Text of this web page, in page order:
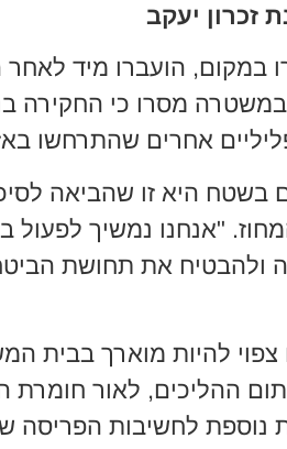
זכרון יעקב
במקום, הועברו מיד
במשטרה מסרו כי החקירה
אחרים שהתרחשו
בשטח היא זו שהביאה
"אנחנו נמשיך לפעול
ולהבטיח את תחושת
להיות מוארך
ההליכים, לאור
נוספת לחשיבות הפריסה